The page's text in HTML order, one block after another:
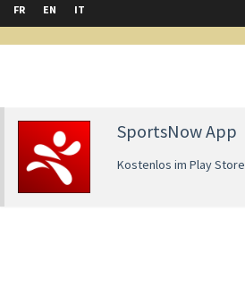
FR EN IT
SportsNow App
Kostenlos im Play Store